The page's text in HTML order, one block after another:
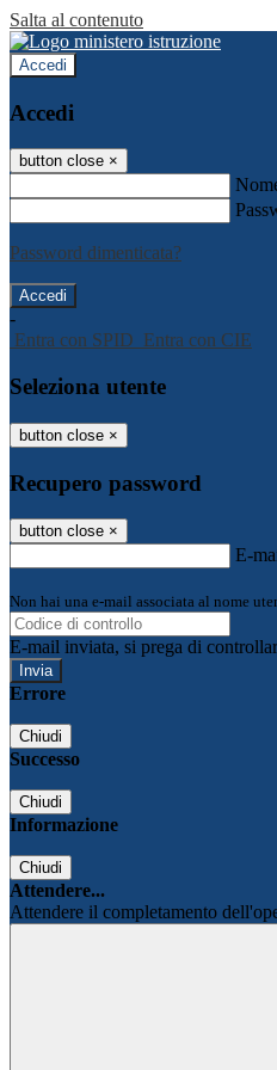
Salta al contenuto
Accedi
Accedi
button close ×
Password dimenticata?
-
Entra con SPID Entra con CIE
Seleziona utente
button close ×
Recupero password
button close ×
E-
Non hai una e-mail associata al nome
E-mail inviata, si prega di
Errore
Chiudi
Successo
Chiudi
Informazione
Chiudi
Attendere...
Attendere il completamento